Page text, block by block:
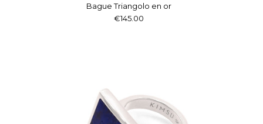
Bague Triangolo en or
€145.00